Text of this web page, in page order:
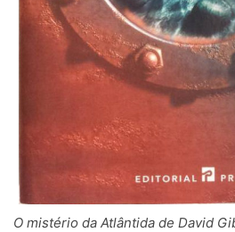
O mistério da Atlântida de David